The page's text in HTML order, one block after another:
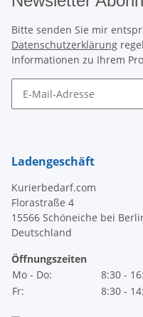
Bitte senden Sie mir
Datenschutzerklärung
Informationen zu Ihrem
Ladengeschäft
Kurierbedarf.com
Florastraße 4
15566 Schöneiche bei
Deutschland
Öffnungszeiten
Mo - Do:
8:30 -
Fr:
8:30 -